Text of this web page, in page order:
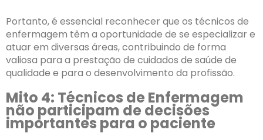
Portanto, é essencial reconhecer que os técnicos de
enfermagem têm a oportunidade de se especializar e
atuar em diversas áreas, contribuindo de forma
valiosa para a prestação de cuidados de saúde de
qualidade e para o desenvolvimento da profissão.
Mito 4: Técnicos de Enfermagem
não participam de decisões
importantes para o paciente